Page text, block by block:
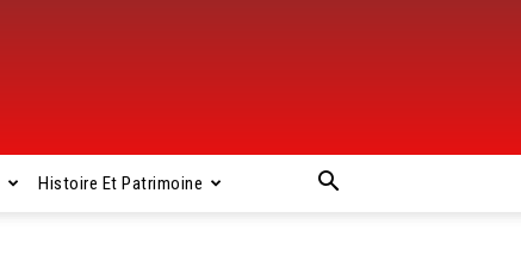
Histoire Et Patrimoine